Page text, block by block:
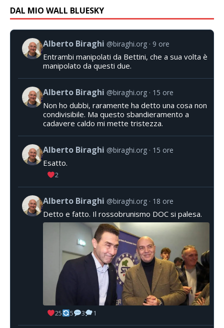
DAL MIO WALL BLUESKY
Alberto Biraghi @biraghi.org 9 ore
Entrambi manipolati da Bettini, che a sua volta è
manipolato da questi due.
Alberto Biraghi @biraghi.org 15 ore
Non ho dubbi, raramente ha detto una cosa non
condivisibile. Ma questo sbandieramento a
cadavere caldo mi mette tristezza.
Alberto Biraghi @biraghi.org 15 ore
Esatto.
2
Alberto Biraghi @biraghi.org 18 ore
Detto e fatto. Il rossobrunismo DOC si palesa.
25 5 3 1